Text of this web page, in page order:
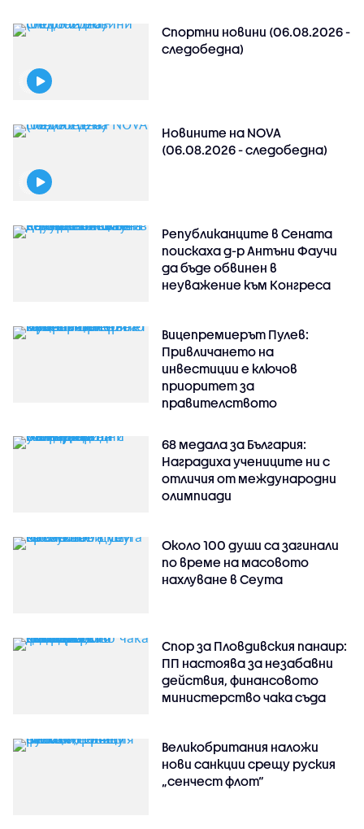
Спортни новини (06.08.2026 -
следобедна)
Новините на NOVA
(06.08.2026 - следобедна)
Републиканците в Сената
поискаха д-р Антъни Фаучи
да бъде обвинен в
неуважение към Конгреса
Вицепремиерът Пулев:
Привличането на
инвестиции е ключов
приоритет за
правителството
68 медала за България:
Наградиха учениците ни с
отличия от международни
олимпиади
Около 100 души са загинали
по време на масовото
нахлуване в Сеута
Спор за Пловдивския панаир:
ПП настоява за незабавни
действия, финансовото
министерство чака съда
Великобритания наложи
нови санкции срещу руския
„сенчест флот“